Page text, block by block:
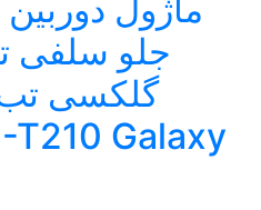
جلو سلفی
گلکسی
T210 Galaxy